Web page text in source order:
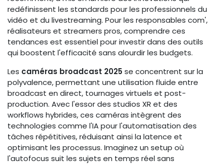
redéfinissent les standards pour les professionnels du
vidéo et du livestreaming. Pour les responsables com',
réalisateurs et streamers pros, comprendre ces
tendances est essentiel pour investir dans des outils
qui boostent l'efficacité sans alourdir les budgets.
Les caméras broadcast 2025se concentrent sur la
polyvalence, permettant une utilisation fluide entre
broadcast en direct, tournages virtuels et post-
production. Avec l'essor des studios XR et des
workflows hybrides, ces caméras intègrent des
technologies comme l'IA pour l'automatisation des
tâches répétitives, réduisant ainsi la latence et
optimisant les processus. Imaginez un setup où
l'autofocus suit les sujets en temps réel sans